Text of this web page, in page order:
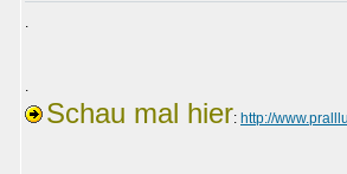
.
.
Schau mal hier: http://